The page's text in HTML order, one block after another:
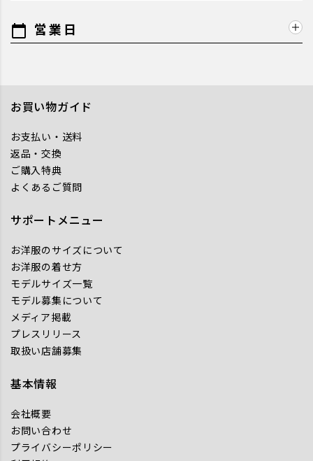
calendar_today 営業日
お買い物ガイド
お支払い・送料
返品・交換
ご購入特典
よくあるご質問
サポートメニュー
お洋服のサイズについて
お洋服の着せ方
モデルサイズ一覧
モデル募集について
メディア掲載
プレスリリース
取扱い店舗募集
基本情報
会社概要
お問い合わせ
プライバシーポリシー